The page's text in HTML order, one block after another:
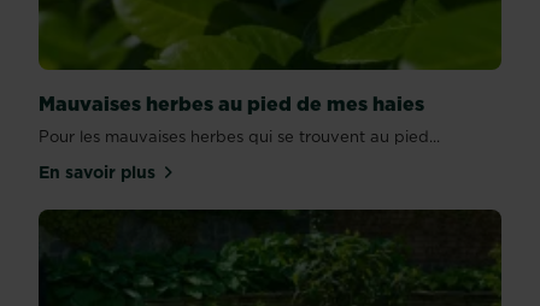
Mauvaises herbes au pied de mes haies
Pour les mauvaises herbes qui se trouvent au pied...
En savoir plussur Mauvaises herbes au pied de mes haies